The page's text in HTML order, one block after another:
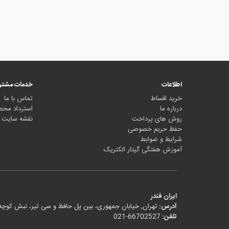
اطلاعات
خرید اقساط
درباره ما
روش های پرداخت
حفظ حریم خصوصی
شرایط و ضوابط
آموزش هفتگی گیتار الکتریک
خدمات
تماس با ما
استرداد
نقشه سایت
ایران فندر
آدرس: تهران, خیابان جمهوری، بین پل حافظ و سی تیر، نبش کوچه ی کیخسرو
تلفن: 021-66702527